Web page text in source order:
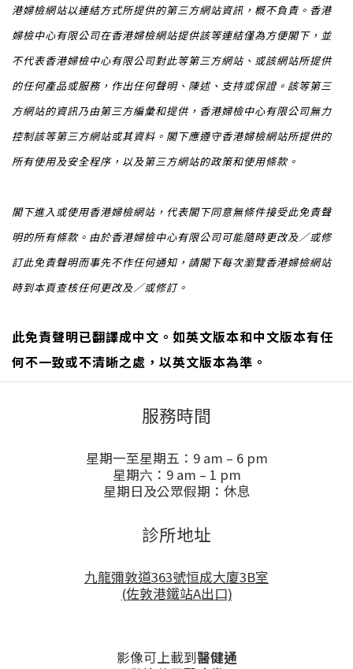
港婦檢網站以連結方式所提供的第三方網站資訊，概不負責。香港
婦檢中心有限公司在香港婦檢網站提供該等連結僅為方便閣下，並
不代表香港婦檢中心有限公司對此等第三方網站、或該網站所提供
的任何產品或服務，作出任何聲明、陳述、支持或保證。該等第三
方網站的資訊乃由第三方編彙和提供，香港婦檢中心有限公司無力
控制該等第三方網站或其資料。閣下應遵守香港婦檢網站所提供的
所有使用及安全程序，以及第三方網站的政策和使用條款。
閣下進入或使用香港婦檢網站，代表閣下同意無條件接受此免責聲
明的所有條款。由於香港婦檢中心有限公司可能隨時更改及／或修
訂此免責聲明而事先不作任何通知，請閣下每次瀏覽香港婦檢網站
時到本頁查核任何更改及／或修訂。
此免責聲明已翻譯成中文。如英文版本和中文版本有任
何不一致或不清晰之處，以英文版本為準。
服務時間
星期一至星期五：9 am – 6 pm
星期六：9 am – 1 pm
星期日及公眾假期：休息
診所地址
九龍彌敦道363號恒成大廈3B室
(佐敦港鐵站A出口)
影像可上載到醫健通